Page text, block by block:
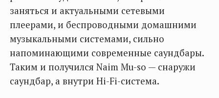
заняться и актуальными сетевыми
плеерами, и беспроводными домашними
музыкальными системами, сильно
напоминающими современные саундбары.
Таким и получился Naim Mu-so — снаружи
саундбар, а внутри Hi-Fi-система.